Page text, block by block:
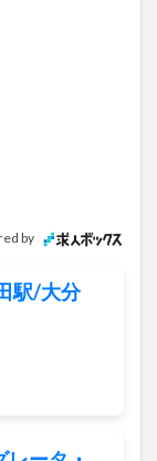
by
駅/大分